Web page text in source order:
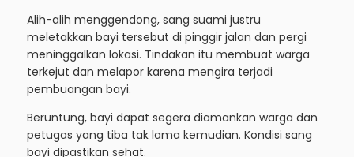
Alih-alih menggendong, sang suami justru
meletakkan bayi tersebut di pinggir jalan dan pergi
meninggalkan lokasi. Tindakan itu membuat warga
terkejut dan melapor karena mengira terjadi
pembuangan bayi.
Beruntung, bayi dapat segera diamankan warga dan
petugas yang tiba tak lama kemudian. Kondisi sang
bayi dipastikan sehat.